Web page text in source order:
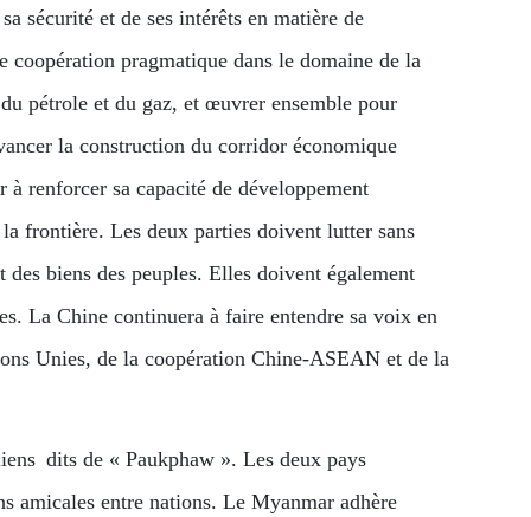
sécurité et de ses intérêts en matière de
pragmatique dans le domaine de la
pétrole et du gaz, et œuvrer ensemble pour
la construction du corridor économique
renforcer sa capacité de développement
frontière. Les deux parties doivent lutter sans
biens des peuples. Elles doivent également
La Chine continuera à faire entendre sa voix en
Unies, de la coopération Chine-ASEAN et de la
dits de « Paukphaw ». Les deux pays
amicales entre nations. Le Myanmar adhère